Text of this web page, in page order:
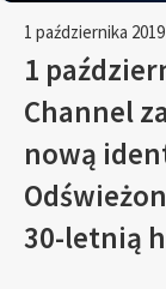
1 października 2019
1
Channel
nową
30-letnią